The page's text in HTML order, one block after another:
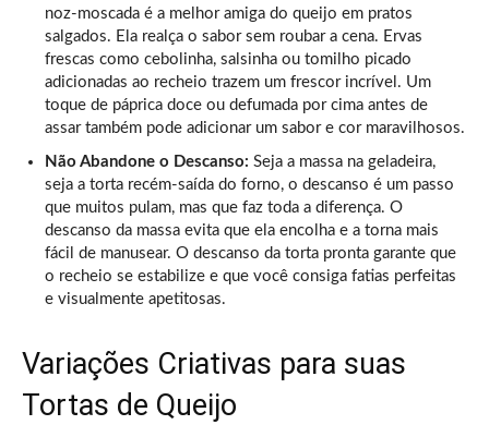
noz-moscada é a melhor amiga do queijo em pratos
salgados. Ela realça o sabor sem roubar a cena. Ervas
frescas como cebolinha, salsinha ou tomilho picado
adicionadas ao recheio trazem um frescor incrível. Um
toque de páprica doce ou defumada por cima antes de
assar também pode adicionar um sabor e cor maravilhosos.
Não Abandone o Descanso: Seja a massa na geladeira,
seja a torta recém-saída do forno, o descanso é um passo
que muitos pulam, mas que faz toda a diferença. O
descanso da massa evita que ela encolha e a torna mais
fácil de manusear. O descanso da torta pronta garante que
o recheio se estabilize e que você consiga fatias perfeitas
e visualmente apetitosas.
Variações Criativas para suas
Tortas de Queijo